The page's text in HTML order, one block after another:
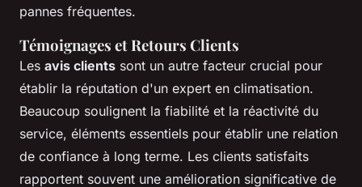
pannes fréquentes.
Témoignages et Retours Clients
Les avis clients sont un autre facteur crucial pour
établir la réputation d'un expert en climatisation.
Beaucoup soulignent la fiabilité et la réactivité du
service, éléments essentiels pour établir une relation
de confiance à long terme. Les clients satisfaits
rapportent souvent une amélioration significative de